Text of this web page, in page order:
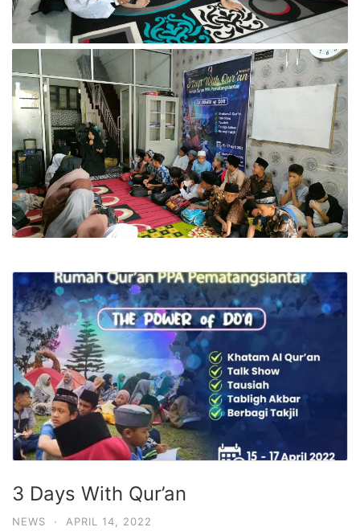
3 Days With Qur’an
NEWS · APRIL 14, 2022